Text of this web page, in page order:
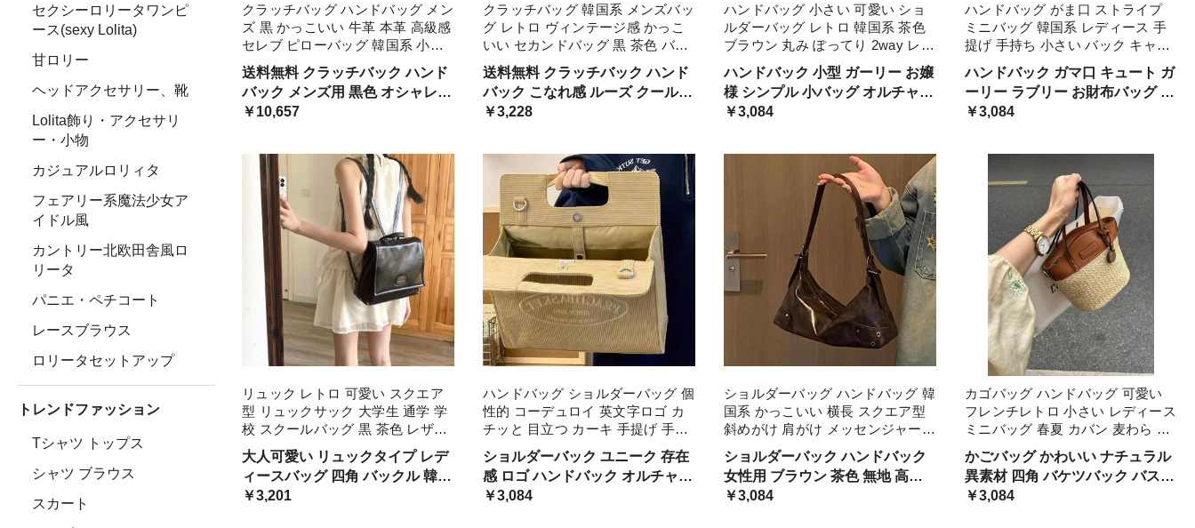
セクシーロリータワンピ
ース(sexy Lolita)
甘ロリー
ヘッドアクセサリー、靴
Lolita飾り・アクセサリ
ー・小物
カジュアルロリィタ
フェアリー系魔法少女ア
イドル風
カントリー北欧田舎風ロ
リータ
パニエ・ペチコート
レースブラウス
ロリータセットアップ
トレンドファッション
Tシャツ トップス
シャツ ブラウス
スカート
クラッチバッグ ハンドバッグ メン
ズ 黒 かっこいい 牛革 本革 高級感
セレブ ピローバッグ 韓国系 小型
ブラック ロゴ 個性的 おしゃれ パ
ーティーバッグ レザーバッグ 光沢
ヴ 無地
送料無料 クラッチバック ハンド
バック メンズ用 黒色 オシャレ
男子 ユニークデザイン ショルダ
ンド ハイセンス スタイリッシュ
ミニ
￥10,657
クラッチバッグ 韓国系 メンズバッ
グ レトロ ヴィンテージ感 かっこ
いい セカンドバッグ 黒 茶色 バイ
カラー 模様 薄型 ハンドバッグ 渋
色 マット 光沢 海外 セレブ ファス
ナー 小型 小 高級感
送料無料 クラッチバック ハンド
バック こなれ感 ルーズ クール
カッコイイ オルチャン系 ダーク
プ ファスナー 薄い 小さめ 上品
ニッチ
￥3,228
ハンドバッグ 小さい 可愛い ショ
ルダーバッグ レトロ 韓国系 茶色
ブラウン 丸み ぽってり 2way レデ
ィース ミニバッグ 無地 レザー ビ
ンテージ感 合皮 革バッグ パーテ
ィーバッグ こなれ感
ハンドバック 小型 ガーリー お嬢
様 シンプル 小バッグ オルチャン
女子 ベーシック ポーチ ショルダ
カラー チョコレート 甘い 幼い
￥3,084
ハンドバッグ がま口 ストライプ
ミニバッグ 韓国系 レディース 手
提げ 手持ち 小さい バック キャン
バス ボーダー 白 青 爽やか 春夏
釜口 財布 お出かけ 化粧 ポーチ 小
型 パーティーバック
ハンドバック ガマ口 キュート ガ
ーリー ラブリー お財布バッグ ス
トライプ模様 英文字 ロゴ 台形
スタ映え 絵になる サマーバッグ
￥3,084
リュック レトロ 可愛い スクエア
型 リュックサック 大学生 通学 学
校 スクールバッグ 黒 茶色 レザー
ランドセル風 カレッジ バッグ か
ぶせライプ 持ち手付 ハンドバッグ
大容量 フレンチレトロ
大人可愛い リュックタイプ レデ
ィースバッグ 四角 バックル 韓国
風 カチッと 高校生 学生 柔らか
￥3,201
ハンドバッグ ショルダーバッグ 個
性的 コーデュロイ 英文字ロゴ カ
チッと 目立つ カーキ 手提げ 手持
ち 斜め掛け 2way バック スクエア
型 韓国系 インスタ映え 大型 ラー
ジサイズ 大 大きい
ショルダーバック ユニーク 存在
感 ロゴ ハンドバック オルチャン
系 女子 四角 でかい でかバッグ
￥3,084
ショルダーバッグ ハンドバッグ 韓
国系 かっこいい 横長 スクエア型
斜めがけ 肩がけ メッセンジャー
バック 合皮 光沢 レザーバッグ こ
なれ感 ルーズ ファスナー ちょう
どいい 通勤 仕事 大容量
ショルダーバック ハンドバック
女性用 ブラウン 茶色 無地 高級
感 エレガント モード クール オ
￥3,084
カゴバッグ ハンドバッグ 可愛い
フレンチレトロ 小さい レディース
ミニバッグ 春夏 カバン 麦わら ス
トロー 籠バッグ キュート ミニサ
イズ バイカラー 茶色 カーキ レザ
ー 小バッグ ブラウン
かごバッグ かわいい ナチュラル
異素材 四角 バケツバック バスケ
ット レディース 甘い 幼い 女っ
￥3,084